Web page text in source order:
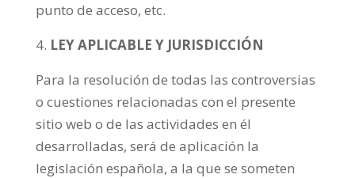
punto de acceso, etc.
LEY APLICABLE Y JURISDICCIÓN
Para la resolución de todas las controversias
o cuestiones relacionadas con el presente
sitio web o de las actividades en él
desarrolladas, será de aplicación la
legislación española, a la que se someten